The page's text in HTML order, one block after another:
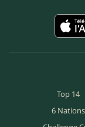
Top 14
6 Nations